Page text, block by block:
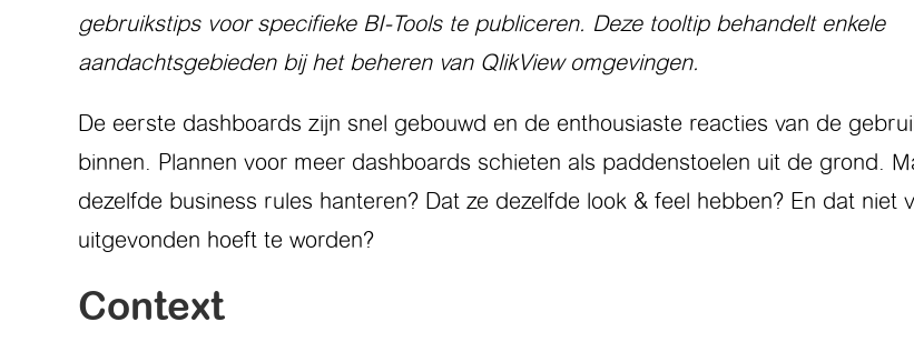
gebruikstips voor specifieke BI-Tools te publiceren. Deze tooltip behandelt enkele
aandachtsgebieden bij het beheren van QlikView omgevingen.
De eerste dashboards zijn snel gebouwd en de enthousiaste reacties van de
binnen. Plannen voor meer dashboards schieten als paddenstoelen uit de grond.
dezelfde business rules hanteren? Dat ze dezelfde look & feel hebben? En dat niet
uitgevonden hoeft te worden?
Context